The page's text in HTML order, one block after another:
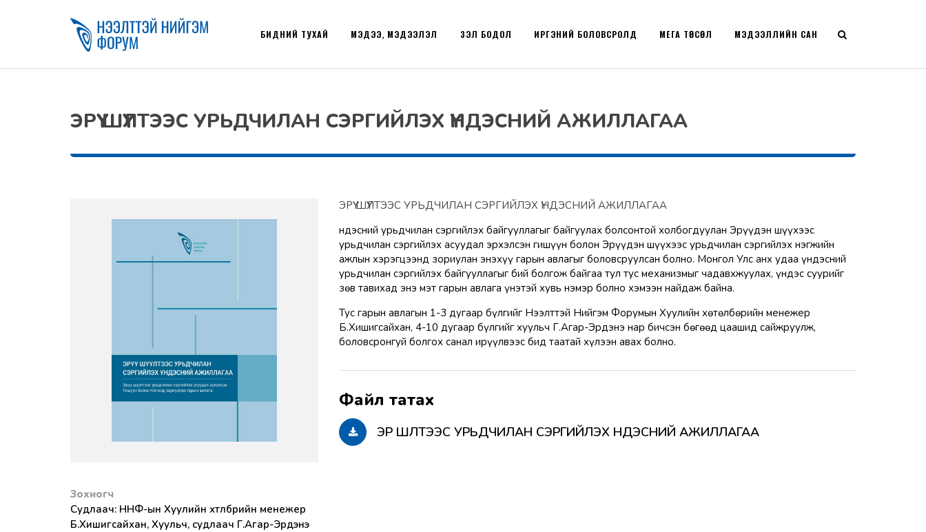
БИДНИЙ ТУХАЙ МЭДЭЭ, МЭДЭЭЛЭЛ ҮЗЭЛ БОДОЛ ИРГЭНИЙ БОЛОВСРОЛД МЭДЭЭЛЛИЙН САН
МЕГА ТӨСӨЛ
ЭРҮҮ ШҮҮЛТЭЭС УРЬДЧИЛАН СЭРГИЙЛЭХ ҮНДЭСНИЙ АЖИЛЛАГАА
Зохиогч
Судлаач: ННФ-ын Хуулийн хөтөлбөрийн менежер
Б.Хишигсайхан, Хуульч, судлаач Г.Агар-Эрдэнэ
ЭРҮҮ ШҮҮЛТЭЭС УРЬДЧИЛАН СЭРГИЙЛЭХ ҮНДЭСНИЙ АЖИЛЛАГАА
Үндэсний урьдчилан сэргийлэх байгууллагыг байгуулах болсонтой холбогдуулан Эрүүдэн шүүхээс
урьдчилан сэргийлэх асуудал эрхэлсэн гишүүн болон Эрүүдэн шүүхээс урьдчилан сэргийлэх нэгжийн
ажлын хэрэгцээнд зориулан энэхүү гарын авлагыг боловсруулсан болно. Монгол Улс анх удаа үндэсний
урьдчилан сэргийлэх байгууллагыг бий болгож байгаа тул тус механизмыг чадавхжуулах, үндэс суурийг
зөв тавихад энэ мэт гарын авлага үнэтэй хувь нэмэр болно хэмээн найдаж байна.
Тус гарын авлагын 1-3 дугаар бүлгийг Нээлттэй Нийгэм Форумын Хуулийн хөтөлбөрийн менежер
Б.Хишигсайхан, 4-10 дугаар бүлгийг хуульч Г.Агар-Эрдэнэ нар бичсэн бөгөөд цаашид сайжруулж,
боловсронгуй болгох санал ирүүлвээс бид таатай хүлээн авах болно.
ЭРҮҮ ШҮҮЛТЭЭС УРЬДЧИЛАН СЭРГИЙЛЭХ ҮНДЭСНИЙ АЖИЛЛАГАА